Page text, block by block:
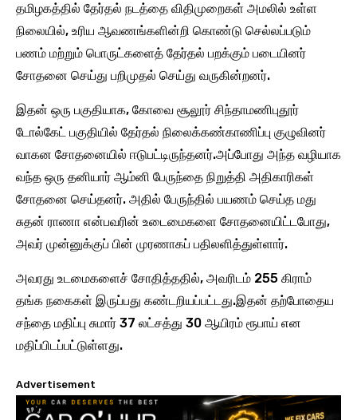
தமிழகத்தில் தேர்தல் நடத்தை விதிமுறைகள் அமலில் உள்ள
நிலையில், உரிய ஆவணங்களின்றி கொண்டு செல்லப்படும்
பணம் மற்றும் பொருட்களைத் தேர்தல் பறக்கும் படையினர்
சோதனை செய்து பறிமுதல் செய்து வருகின்றனர்.
இதன் ஒரு பகுதியாக, கோவை சூலூர் சிந்தாமணிபுதூர்
டோல்கேட் பகுதியில் தேர்தல் நிலைக்கண்காணிப்பு குழுவினர்
வாகன சோதனையில் ஈடுபட்டிருந்தனர்.அப்போது அந்த வழியாக
வந்த ஒரு தனியார் ஆம்னி பேருந்தை நிறுத்தி அதிகாரிகள்
சோதனை செய்தனர். அதில் பேருந்தில் பயணம் செய்த மது
சுதன் ராணா என்பவரின் உடைமைகளை சோதனையிட்டபோது,
அவர் முன்னுக்குப் பின் முரணாகப் பதிலளித்துள்ளார்.
அவரது உடமைகளைச் சோதித்ததில், அவரிடம் 255 கிராம்
தங்க நகைகள் இருப்பது கண்டறியப்பட்டது.இதன் தற்போதைய
சந்தை மதிப்பு சுமார் 37 லட்சத்து 30 ஆயிரம் ரூபாய் என
மதிப்பிடப்பட்டுள்ளது.
Advertisement